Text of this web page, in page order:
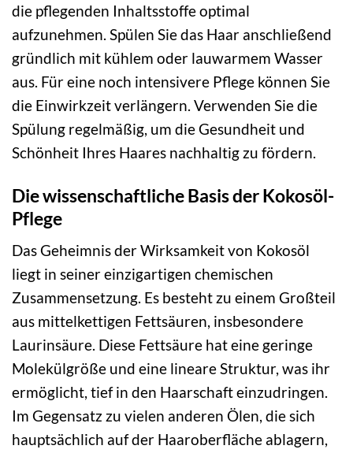
die pflegenden Inhaltsstoffe optimal
aufzunehmen. Spülen Sie das Haar anschließend
gründlich mit kühlem oder lauwarmem Wasser
aus. Für eine noch intensivere Pflege können Sie
die Einwirkzeit verlängern. Verwenden Sie die
Spülung regelmäßig, um die Gesundheit und
Schönheit Ihres Haares nachhaltig zu fördern.
Die wissenschaftliche Basis der Kokosöl-
Pflege
Das Geheimnis der Wirksamkeit von Kokosöl
liegt in seiner einzigartigen chemischen
Zusammensetzung. Es besteht zu einem Großteil
aus mittelkettigen Fettsäuren, insbesondere
Laurinsäure. Diese Fettsäure hat eine geringe
Molekülgröße und eine lineare Struktur, was ihr
ermöglicht, tief in den Haarschaft einzudringen.
Im Gegensatz zu vielen anderen Ölen, die sich
hauptsächlich auf der Haaroberfläche ablagern,